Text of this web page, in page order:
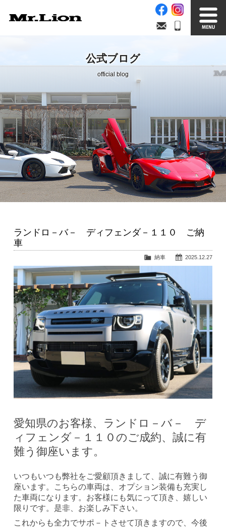
在庫車情報 買取無料査定
Factory
自社工場 サービス案内
Official Blog
公式ブログ
Company info.
会社案内
公式ブログ
official blog
ランドロ－バ－ ディフェンダ－１１０ ご納
車
2025.12.27
納車
愛知県のお客様、ランドロ－バ－ デ
ィフェンダ－１１０のご成約、誠に有
難う御座います。
いつもいつも弊社をご愛顧頂きまして、誠に有難う御
座います。こちらの車両は、オプション装備も充実し
た車両になります。お客様にも気にって頂き、嬉しい
限りです。是非、お楽しみ下さい。
これからも全力でサポ－トさせて頂きますので、今後